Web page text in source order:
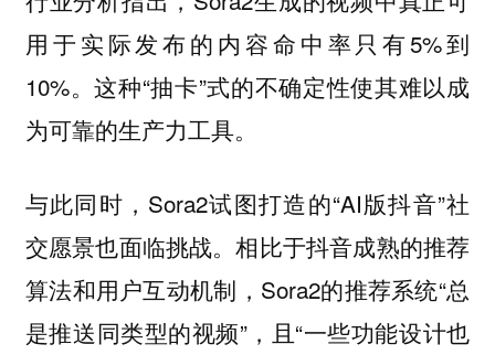
用于实际发布的内容命中率只有5%到
10%。这种“抽卡”式的不确定性使其难以成
为可靠的生产力工具。
与此同时，Sora2试图打造的“AI版抖音”社
交愿景也面临挑战。相比于抖音成熟的推荐
算法和用户互动机制，Sora2的推荐系统“总
是推送同类型的视频”，且“一些功能设计也